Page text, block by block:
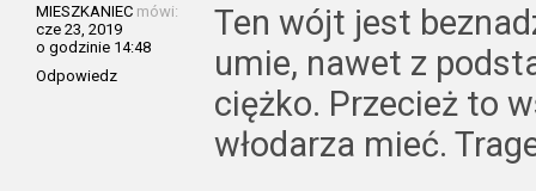
MIESZKANIEC mówi:
cze 23, 2019
o godzinie 14:48
Odpowiedz
Ten wójt jest
umie, nawet z
ciężko. Przecież to
włodarza mieć.